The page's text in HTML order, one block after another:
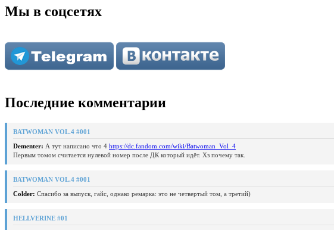
Мы в соцсетях
Последние комментарии
BATWOMAN VOL.4 #001
Dementer: А тут написано что 4 https://dc.fandom.com/wiki/Batwoman_Vol_4
Первым томом считается нулевой номер после ДК который идёт. Хз почему так.
BATWOMAN VOL.4 #001
Colder: Спасибо за выпуск, гайс, однако ремарка: это не четвертый том, а третий)
HELLVERINE #01